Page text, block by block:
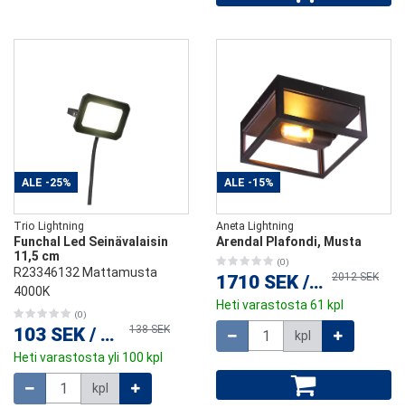
ALE -25%
Trio Lightning
Funchal Led Seinävalaisin
11,5 cm
R23346132 Mattamusta
4000K
(0)
103 SEK / kpl 138 SEK
Heti varastosta yli 100 kpl
kpl
ALE -15%
Aneta Lightning
Arendal Plafondi, Musta
(0)
1710 SEK / kpl2012 SEK
Heti varastosta 61 kpl
kpl